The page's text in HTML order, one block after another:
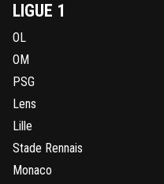
LIGUE 1
OL
OM
PSG
Lens
Lille
Stade Rennais
Monaco